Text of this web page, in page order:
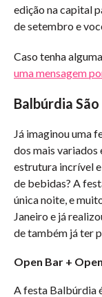
edição na capital
de setembro e
Caso tenha
uma mensagem
Balbúrdia
Já imaginou uma
dos mais variados
estrutura incrível
de bebidas? A
única noite, e
Janeiro e já
de também já ter
Open Bar +
A festa Balbúrdia